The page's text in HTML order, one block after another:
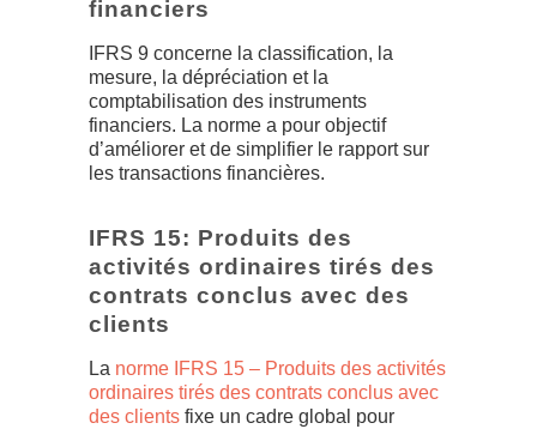
financiers
IFRS 9 concerne la classification, la
mesure, la dépréciation et la
comptabilisation des instruments
financiers. La norme a pour objectif
d’améliorer et de simplifier le rapport sur
les transactions financières.
IFRS 15: Produits des
activités ordinaires tirés des
contrats conclus avec des
clients
La norme IFRS 15 – Produits des activités
ordinaires tirés des contrats conclus avec
des clients fixe un cadre global pour